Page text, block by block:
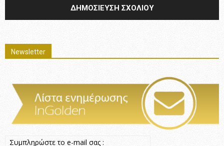
Newsletter
Συμπληρώστε το e-mail σας :